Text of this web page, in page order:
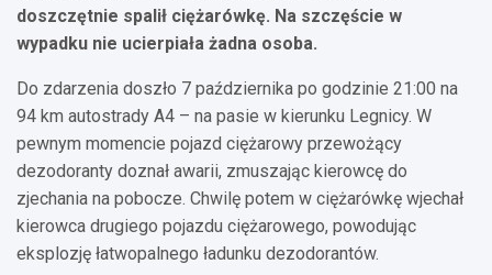
doszczętnie spalił ciężarówkę. Na szczęście w
wypadku nie ucierpiała żadna osoba.
Do zdarzenia doszło 7 października po godzinie 21:00 na
94 km autostrady A4 – na pasie w kierunku Legnicy. W
pewnym momencie pojazd ciężarowy przewożący
dezodoranty doznał awarii, zmuszając kierowcę do
zjechania na pobocze. Chwilę potem w ciężarówkę wjechał
kierowca drugiego pojazdu ciężarowego, powodując
eksplozję łatwopalnego ładunku dezodorantów.